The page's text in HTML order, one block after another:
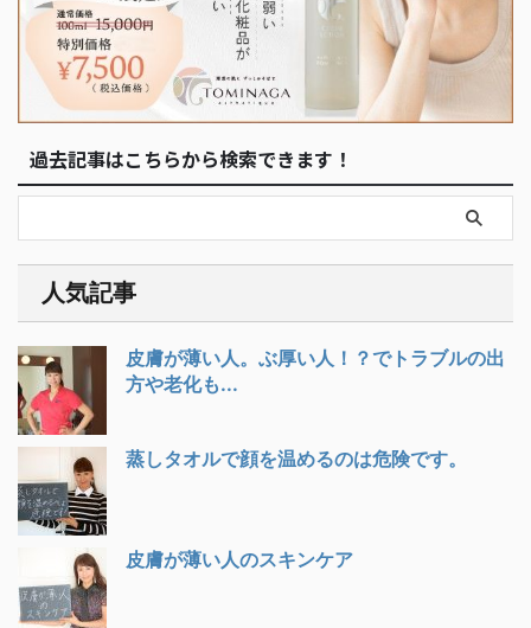
過去記事はこちらから検索できます！
人気記事
皮膚が薄い人。ぶ厚い人！？でトラブルの出
方や老化も...
蒸しタオルで顔を温めるのは危険です。
皮膚が薄い人のスキンケア